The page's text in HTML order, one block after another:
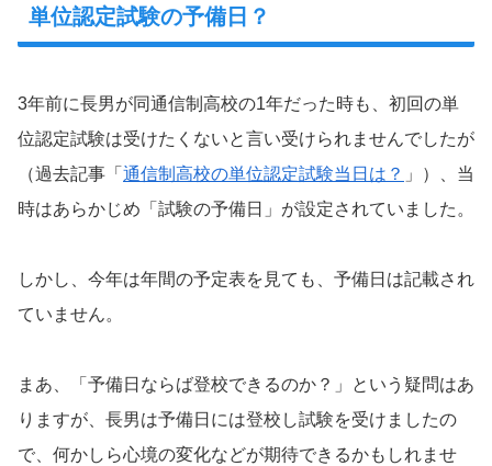
単位認定試験の予備日？
3年前に長男が同通信制高校の1年だった時も、初回の単
位認定試験は受けたくないと言い受けられませんでしたが
（過去記事「 通信制高校の単位認定試験当日は？ 」）、当
時はあらかじめ「試験の予備日」が設定されていました。
しかし、今年は年間の予定表を見ても、予備日は記載され
ていません。
まあ、「予備日ならば登校できるのか？」という疑問はあ
りますが、長男は予備日には登校し試験を受けましたの
で、何かしら心境の変化などが期待できるかもしれませ